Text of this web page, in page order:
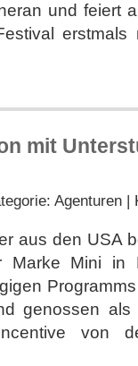
und feiert
erstmals
mit
Agenturen |
aus den USA
Marke Mini
genossen
von